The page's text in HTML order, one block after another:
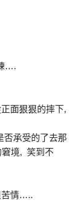
….
面狠狠的摔下,
承受的了去那
窘境, 笑到不
苦情…..